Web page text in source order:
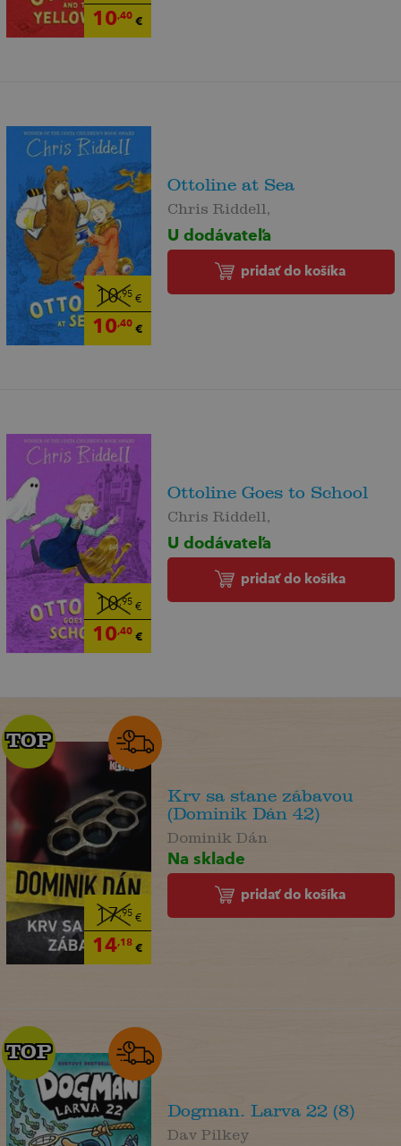
10,40€
10,95€
10,40€
Ottoline at Sea
Chris Riddell,
U dodávateľa
pridať do košíka
10,95€
10,40€
Ottoline Goes to School
Chris Riddell,
U dodávateľa
pridať do košíka
17,95€
14,18€
TOP
TOP
Krv sa stane zábavou
(Dominik Dán 42)
Dominik Dán
Na sklade
pridať do košíka
TOP
TOP
Dogman. Larva 22 (8)
Dav Pilkey